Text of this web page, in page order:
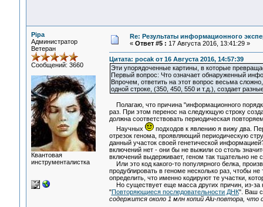
Pipa
Администратор
Ветеран
Сообщений: 3660
Квантовая
инструменталистка
Re: Результаты информационного
« Ответ #5 : 17 Августа 2016, 13:41:29 »
Цитата: pocak от 16 Августа 2016, 14:57:39
Эти упорядоченные картины, в которые
Первый вопрос: Что означает обнаруженный
Впрочем, ответить на этот вопрос весьма
одной строке, (350, 450, 550 и т.д.), создает
Полагаю, что причина "информационного
раз. При этом перенос на следующую строку
должна соответствовать периодическая
Научных
подходов к явлению я вижу два.
отрезок генома, проявляющий периодическую
данный участок своей генетической
включений нет - они бы не выжили со столь
включений выдерживает, геном так тщательно
Или это код какого-то популярного белка,
продублировать в геноме несколько раз, чтобы
определить, что именно кодируют те участки,
Но существует еще масса других причин, из-за
"Повторяющиеся последовательности ДНК". Ваш
содержится около 1 млн копий Alu-повтора, что